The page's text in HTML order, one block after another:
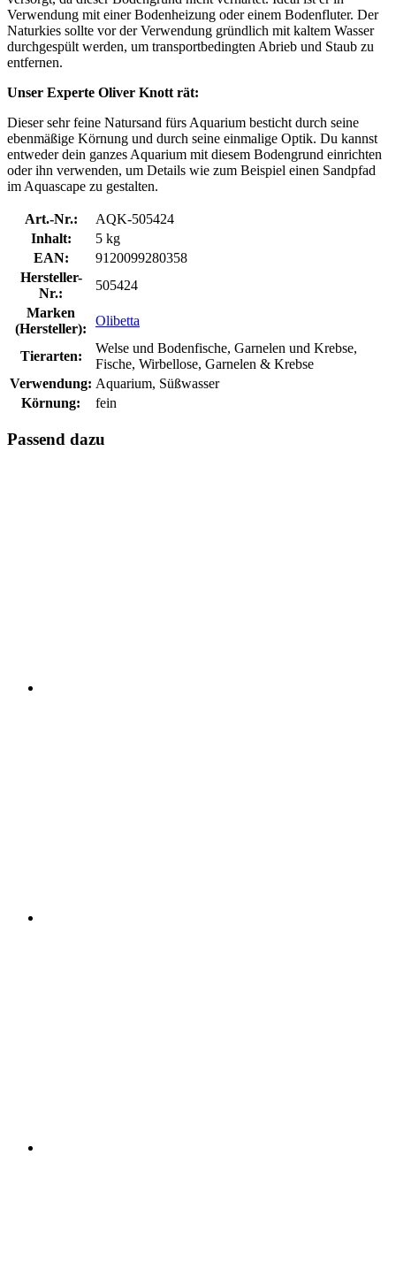
Verwendung mit einer Bodenheizung oder einem Bodenfluter. Der
Naturkies sollte vor der Verwendung gründlich mit kaltem Wasser
durchgespült werden, um transportbedingten Abrieb und Staub zu
entfernen.
Unser Experte Oliver Knott rät:
Dieser sehr feine Natursand fürs Aquarium besticht durch seine
ebenmäßige Körnung und durch seine einmalige Optik. Du kannst
entweder dein ganzes Aquarium mit diesem Bodengrund einrichten
oder ihn verwenden, um Details wie zum Beispiel einen Sandpfad
im Aquascape zu gestalten.
Art.-Nr.:
AQK-505424
Inhalt:
5 kg
EAN:
9120099280358
Hersteller-
Nr.:
505424
Marken
(Hersteller):
Olibetta
Tierarten:
Welse und Bodenfische, Garnelen und Krebse,
Fische, Wirbellose, Garnelen & Krebse
Verwendung: Aquarium, Süßwasser
Körnung:
fein
Passend dazu